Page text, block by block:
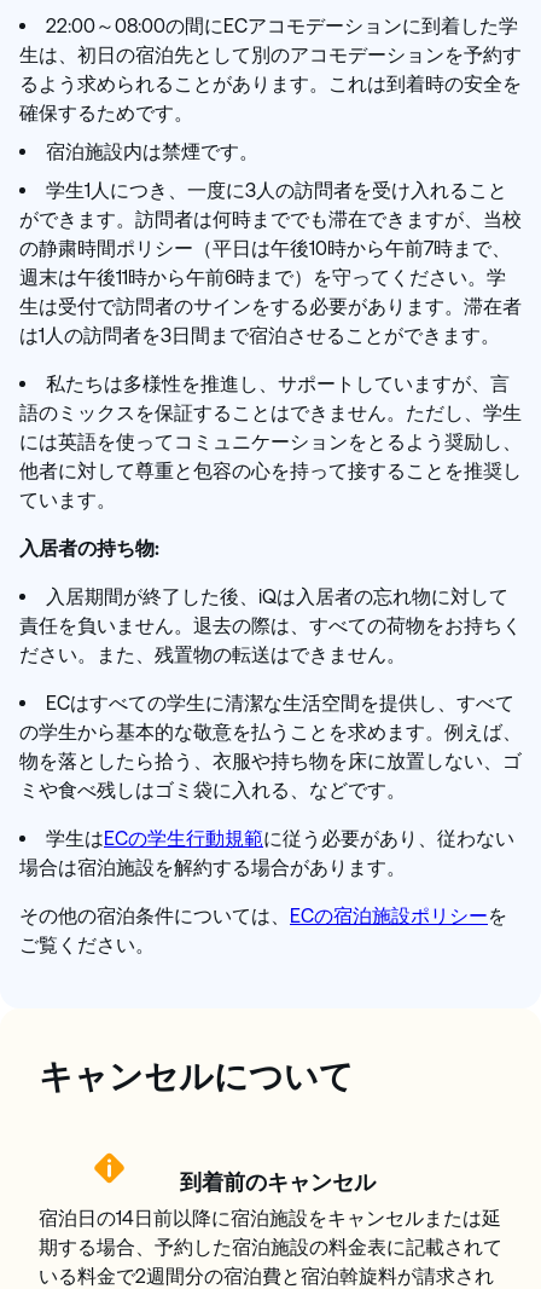
22:00～08:00の間にECアコモデーションに到着した学
生は、初日の宿泊先として別のアコモデーションを予約す
るよう求められることがあります。これは到着時の安全を
確保するためです。
宿泊施設内は禁煙です。
学生1人につき、一度に3人の訪問者を受け入れること
ができます。訪問者は何時まででも滞在できますが、当校
の静粛時間ポリシー（平日は午後10時から午前7時まで、
週末は午後11時から午前6時まで）を守ってください。学
生は受付で訪問者のサインをする必要があります。滞在者
は1人の訪問者を3日間まで宿泊させることができます。
私たちは多様性を推進し、サポートしていますが、言
語のミックスを保証することはできません。ただし、学生
には英語を使ってコミュニケーションをとるよう奨励し、
他者に対して尊重と包容の心を持って接することを推奨し
ています。
入居者の持ち物:
入居期間が終了した後、iQは入居者の忘れ物に対して
責任を負いません。退去の際は、すべての荷物をお持ちく
ださい。また、残置物の転送はできません。
ECはすべての学生に清潔な生活空間を提供し、すべて
の学生から基本的な敬意を払うことを求めます。例えば、
物を落としたら拾う、衣服や持ち物を床に放置しない、ゴ
ミや食べ残しはゴミ袋に入れる、などです。
学生はECの学生行動規範に従う必要があり、従わない
場合は宿泊施設を解約する場合があります。
その他の宿泊条件については、 ECの宿泊施設ポリシーを
ご覧ください。
キャンセルについて
到着前のキャンセル
宿泊日の14日前以降に宿泊施設をキャンセルまたは延
期する場合、予約した宿泊施設の料金表に記載されて
いる料金で2週間分の宿泊費と宿泊斡旋料が請求され